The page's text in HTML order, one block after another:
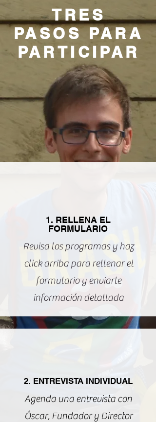
TRES
PASOS PARA
PARTICIPAR
1. RELLENA EL
FORMULARIO
Revisa los programas y haz
click arriba para rellenar el
formulario y enviarte
información detallada
2. ENTREVISTA INDIVIDUAL
Agenda una entrevista con
Óscar, Fundador y Director